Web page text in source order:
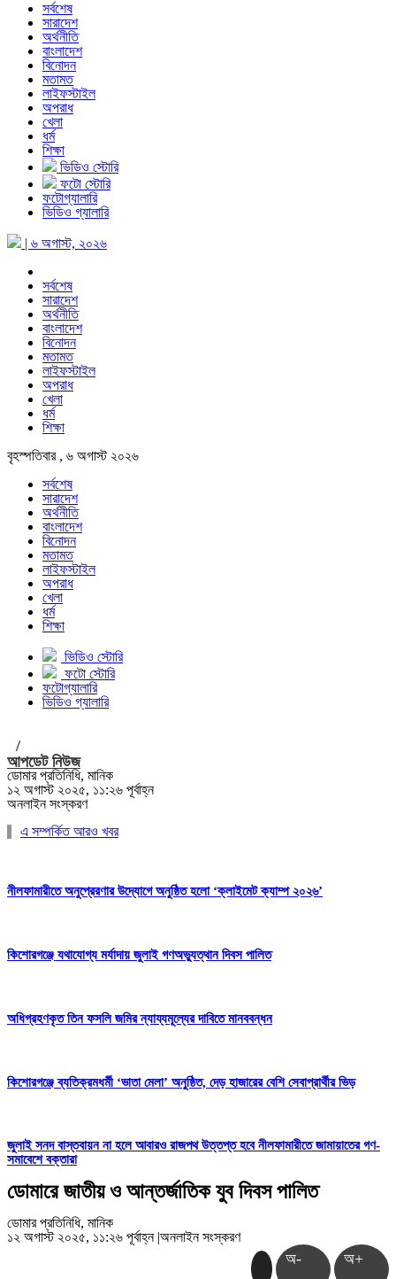
সর্বশেষ
সারাদেশ
অর্থনীতি
বাংলাদেশ
বিনোদন
মতামত
লাইফস্টাইল
অপরাধ
খেলা
ধর্ম
শিক্ষা
ভিডিও স্টোরি
ফটো স্টোরি
ফটোগ্যালারি
ভিডিও গ্যালারি
| ৬ অগাস্ট, ২০২৬
সর্বশেষ
সারাদেশ
অর্থনীতি
বাংলাদেশ
বিনোদন
মতামত
লাইফস্টাইল
অপরাধ
খেলা
ধর্ম
শিক্ষা
বৃহস্পতিবার , ৬ অগাস্ট ২০২৬
সর্বশেষ
সারাদেশ
অর্থনীতি
বাংলাদেশ
বিনোদন
মতামত
লাইফস্টাইল
অপরাধ
খেলা
ধর্ম
শিক্ষা
ভিডিও স্টোরি
ফটো স্টোরি
ফটোগ্যালারি
ভিডিও গ্যালারি
/
আপডেট নিউজ
ডোমার প্রতিনিধি, মানিক
১২ অগাস্ট ২০২৫, ১১:২৬ পূর্বাহ্ন
অনলাইন সংস্করণ
এ সম্পর্কিত আরও খবর
নীলফামারীতে অনুপ্রেরণার উদ্যোগে অনুষ্ঠিত হলো ‘ক্লাইমেট ক্যাম্প ২০২৬’
কিশোরগঞ্জে যথাযোগ্য মর্যাদায় জুলাই গণঅভ্যুত্থান দিবস পালিত
অধিগ্রহণকৃত তিন ফসলি জমির ন্যায্যমূল্যের দাবিতে মানববন্ধন
কিশোরগঞ্জে ব্যতিক্রমধর্মী ‘ভাতা মেলা’ অনুষ্ঠিত, দেড় হাজারের বেশি সেবাপ্রার্থীর ভিড়
জুলাই সনদ বাস্তবায়ন না হলে আবারও রাজপথ উত্তপ্ত হবে নীলফামারীতে জামায়াতের গণ-
সমাবেশে বক্তারা
ডোমারে জাতীয় ও আন্তর্জাতিক যুব দিবস পালিত
ডোমার প্রতিনিধি, মানিক
১২ অগাস্ট ২০২৫, ১১:২৬ পূর্বাহ্ন |অনলাইন সংস্করণ
অ- অ+